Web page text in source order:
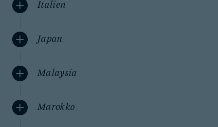
Italien
Japan
Malaysia
Marokko